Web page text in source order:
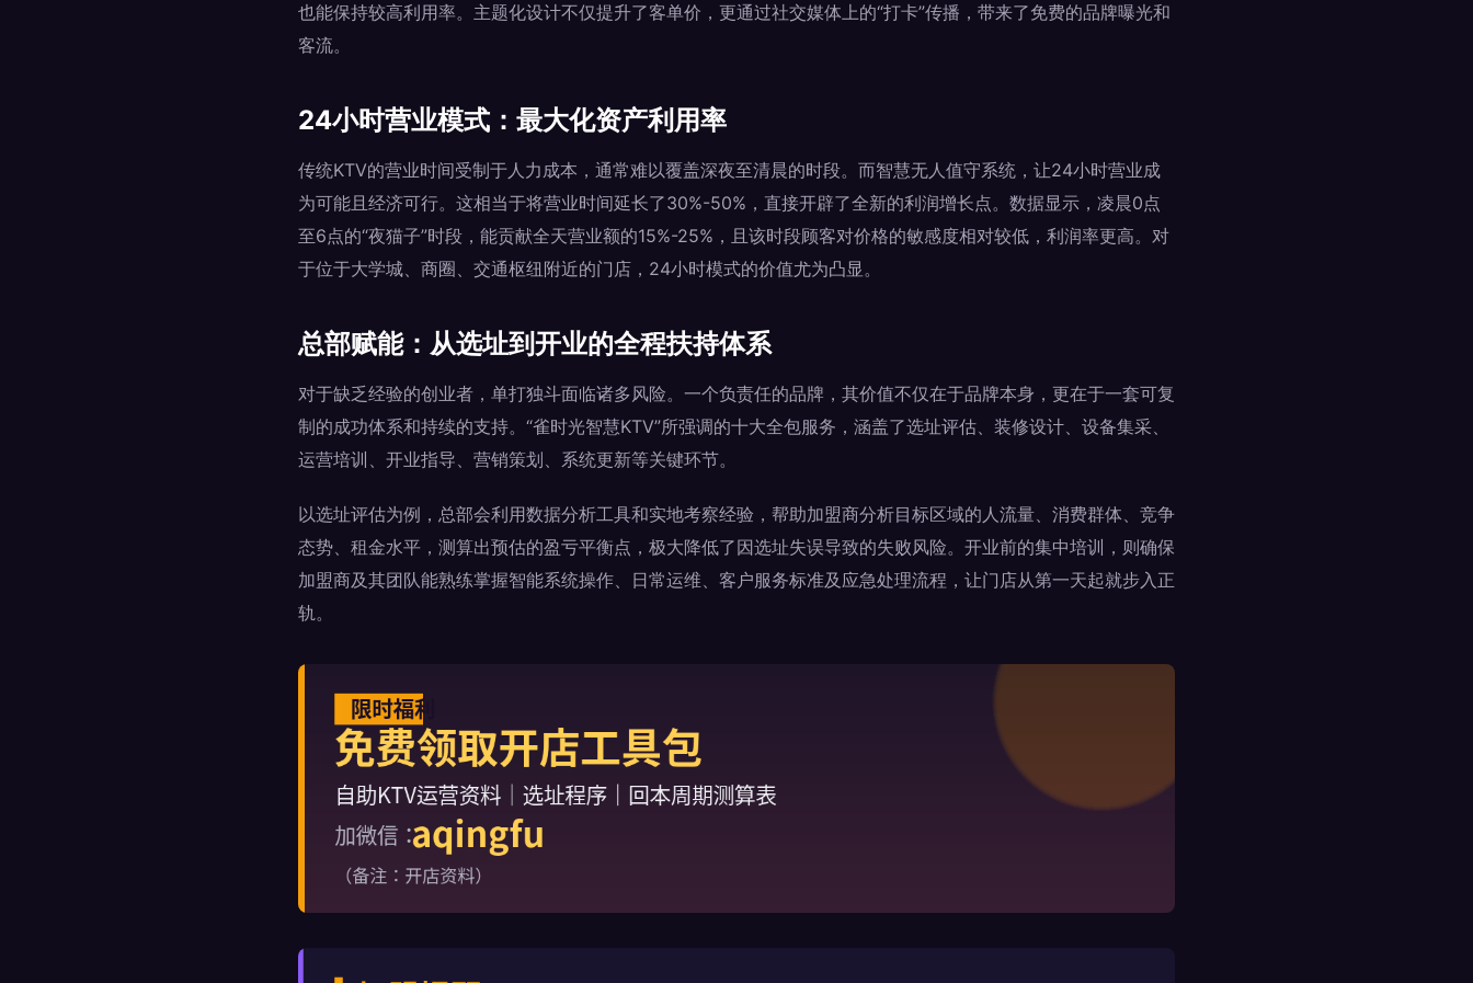
也能保持较高利用率。主题化设计不仅提升了客单价，更通过社交媒体上的“打卡”传播，带来了免费的品牌曝光和
客流。
24小时营业模式：最大化资产利用率
传统KTV的营业时间受制于人力成本，通常难以覆盖深夜至清晨的时段。而智慧无人值守系统，让24小时营业成
为可能且经济可行。这相当于将营业时间延长了30%-50%，直接开辟了全新的利润增长点。数据显示，凌晨0点
至6点的“夜猫子”时段，能贡献全天营业额的15%-25%，且该时段顾客对价格的敏感度相对较低，利润率更高。对
于位于大学城、商圈、交通枢纽附近的门店，24小时模式的价值尤为凸显。
总部赋能：从选址到开业的全程扶持体系
对于缺乏经验的创业者，单打独斗面临诸多风险。一个负责任的品牌，其价值不仅在于品牌本身，更在于一套可复
制的成功体系和持续的支持。“雀时光智慧KTV”所强调的十大全包服务，涵盖了选址评估、装修设计、设备集采、
运营培训、开业指导、营销策划、系统更新等关键环节。
以选址评估为例，总部会利用数据分析工具和实地考察经验，帮助加盟商分析目标区域的人流量、消费群体、竞争
态势、租金水平，测算出预估的盈亏平衡点，极大降低了因选址失误导致的失败风险。开业前的集中培训，则确保
加盟商及其团队能熟练掌握智能系统操作、日常运维、客户服务标准及应急处理流程，让门店从第一天起就步入正
轨。